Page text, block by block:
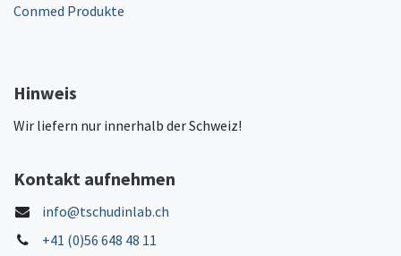
Conmed Produkte
Hinweis
Wir liefern nur innerhalb der Schweiz!
Kontakt aufnehmen
info@tschudinlab.ch
+41 (0)56 648 48 11